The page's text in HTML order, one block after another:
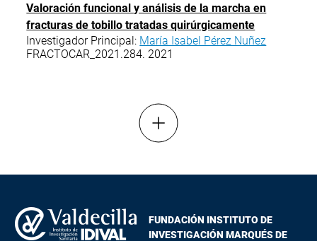
Valoración funcional y análisis de la marcha en
fracturas de tobillo tratadas quirúrgicamente
Investigador Principal: María Isabel Pérez Nuñez
FRACTOCAR_2021.284. 2021
FUNDACIÓN INSTITUTO DE
INVESTIGACIÓN MARQUÉS DE